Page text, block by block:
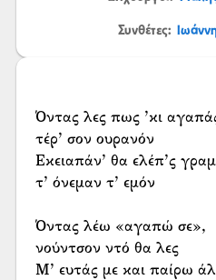
Συνθέτες:
Όντας λες πως ’κι
τέρ’ σον ουρανόν
Εκειαπάν’ θα ελέπ’ς
τ’ όνεμαν τ’ εμόν
Όντας λέω «αγαπώ σε»,
νούντσον ντό θα λες
Μ’ ευτάς με και παίρω